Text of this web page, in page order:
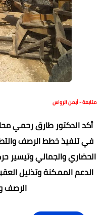
متابعة - أيمن الرواس
أكد الدكتور طارق رحمي
في تنفيذ خطط الرصف
الحضاري والجمالي وتيسير
الدعم الممكنة وتذليل
الرصف